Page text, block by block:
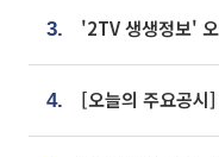
3.
4.